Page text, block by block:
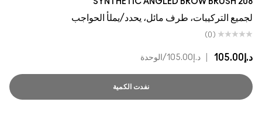
208 SYNTHETIC ANGLED BROW BRUSH
لجميع التركيبات، طرف مائل، يحدد/يملأ الحواجب
(0)
د.إ105.00 د.إ105.00 /الوحدة
نفدت الكمية